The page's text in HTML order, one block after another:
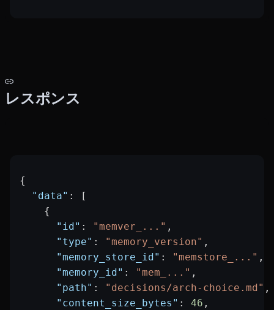
レスポンス
{
  "data"
: [
    {
      "id"
: "memver_..." ,
      "type"
: "memory_version" ,
      "memory_store_id"
: "memstore_..." ,
      "memory_id"
: "mem_..." ,
      "path"
: "decisions/arch-choice.md" ,
      "content_size_bytes"
: 46 ,